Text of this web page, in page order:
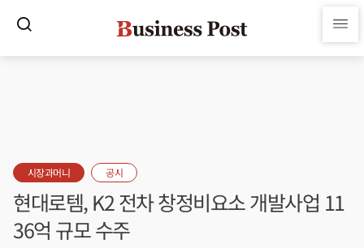
시장과머니 공시
현대로템, K2 전차 창정비요소 개발사업 11
36억 규모 수주